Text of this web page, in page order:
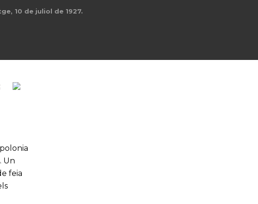
juntament amb altres personalitats, entre elles Pau Casals
Un
feia